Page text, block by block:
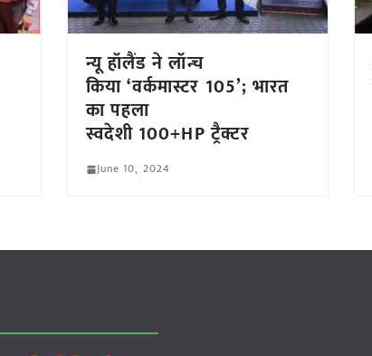
न्यू हॉलैंड ने लॉन्च
किया ‘वर्कमास्टर 105’; भारत
का पहला
स्वदेशी 100+HP ट्रैक्टर
June 10, 2024